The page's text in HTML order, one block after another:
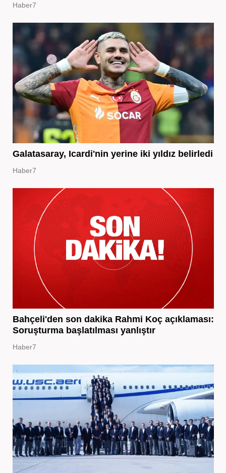
Haber7
Galatasaray, Icardi'nin yerine iki yıldız belirledi
Haber7
Bahçeli'den son dakika Rahmi Koç açıklaması:
Soruşturma başlatılması yanlıştır
Haber7